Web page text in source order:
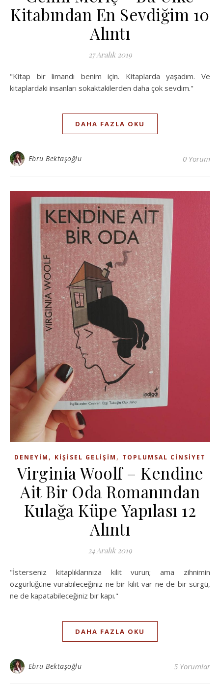
Kitabından En Sevdiğim 10
Alıntı
27 Aralık 2019
"Kitap bir limandı benim için. Kitaplarda yaşadım. Ve
kitaplardaki insanları sokaktakilerden daha çok sevdim."
DAHA FAZLA OKU
Ebru Bektaşoğlu 0 Yorum
DENEYIM , KIŞISEL GELIŞIM , TOPLUMSAL CINSIYET
Virginia Woolf – Kendine
Ait Bir Oda Romanından
Kulağa Küpe Yapılası 12
Alıntı
24 Aralık 2019
"İsterseniz kitaplıklarınıza kilit vurun; ama zihnimin
özgürlüğüne vurabileceğiniz ne bir kilit var ne de bir sürgü,
ne de kapatabileceğiniz bir kapı."
DAHA FAZLA OKU
Ebru Bektaşoğlu 5 Yorumlar